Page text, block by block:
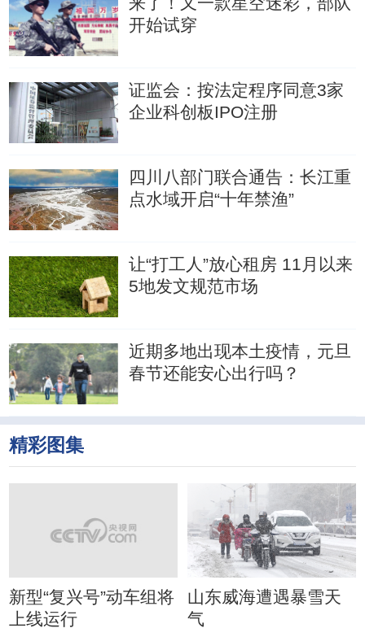
开始试穿
证监会：按法定程序同意3家
企业科创板IPO注册
四川八部门联合通告：长江重
点水域开启“十年禁渔”
让“打工人”放心租房 11月以来
5地发文规范市场
近期多地出现本土疫情，元旦
春节还能安心出行吗？
精彩图集
新型“复兴号”动车组将
上线运行
山东威海遭遇暴雪天
气